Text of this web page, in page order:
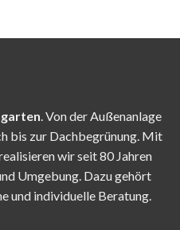
. Von der Außenanlage
bis zur Dachbegrünung. Mit
wir seit 80 Jahren
Umgebung. Dazu gehört
und individuelle Beratung.